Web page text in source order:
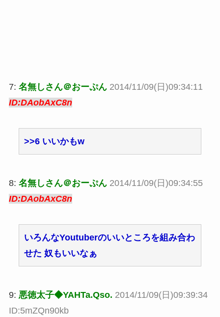
7: 名無しさん＠おーぷん 2014/11/09(日)09:34:11
ID:DAobAxC8n
>>6いいかもw
8: 名無しさん＠おーぷん 2014/11/09(日)09:34:55
ID:DAobAxC8n
いろんなYoutuberのいいところを組み合わ
せた 奴もいいなぁ
9: 悪徳太子◆YAHTa.Qso. 2014/11/09(日)09:39:34
ID:5mZQn90kb